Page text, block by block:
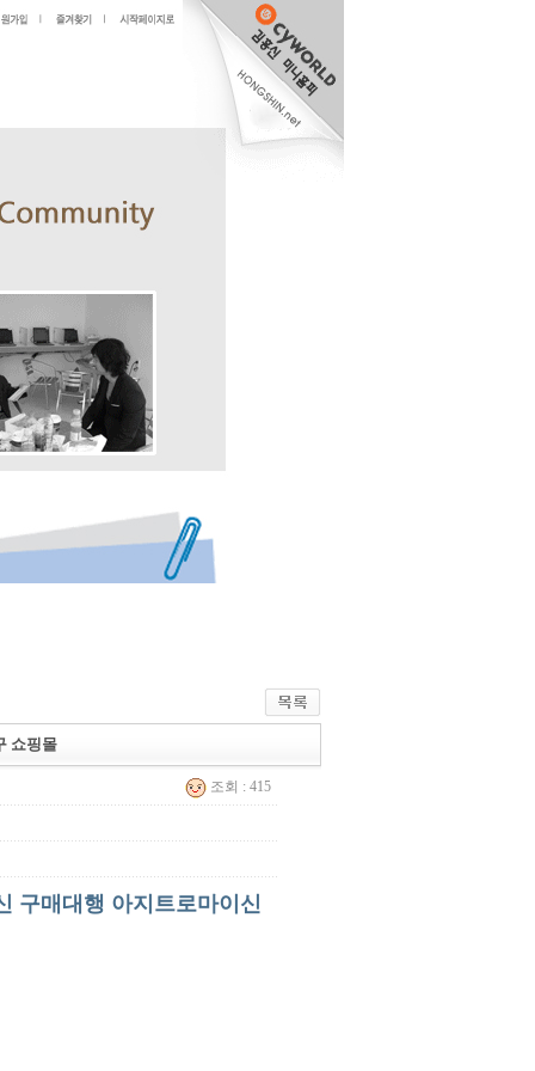
쇼핑몰
조회 : 415
구매대행 아지트로마이신